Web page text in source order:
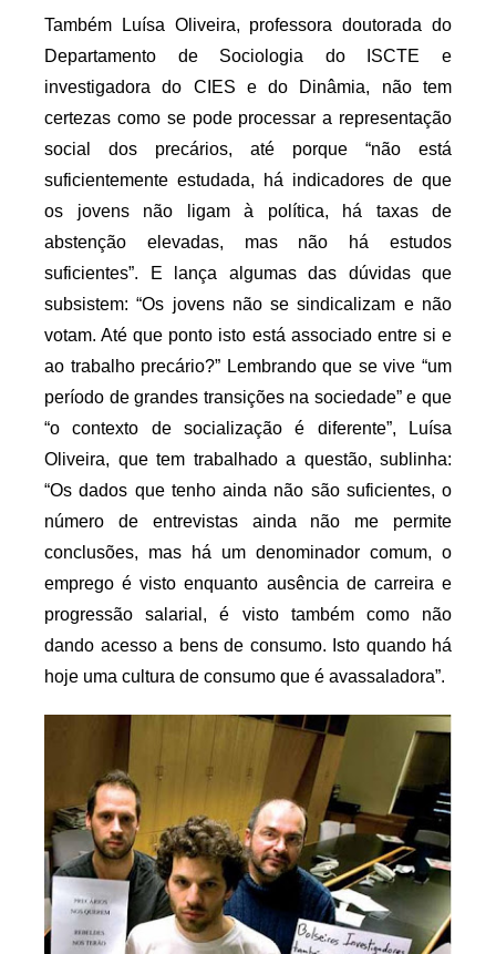
Também Luísa Oliveira, professora doutorada do
Departamento de Sociologia do ISCTE e
investigadora do CIES e do Dinâmia, não tem
certezas como se pode processar a representação
social dos precários, até porque “não está
suficientemente estudada, há indicadores de que
os jovens não ligam à política, há taxas de
abstenção elevadas, mas não há estudos
suficientes”. E lança algumas das dúvidas que
subsistem: “Os jovens não se sindicalizam e não
votam. Até que ponto isto está associado entre si e
ao trabalho precário?” Lembrando que se vive “um
período de grandes transições na sociedade” e que
“o contexto de socialização é diferente”, Luísa
Oliveira, que tem trabalhado a questão, sublinha:
“Os dados que tenho ainda não são suficientes, o
número de entrevistas ainda não me permite
conclusões, mas há um denominador comum, o
emprego é visto enquanto ausência de carreira e
progressão salarial, é visto também como não
dando acesso a bens de consumo. Isto quando há
hoje uma cultura de consumo que é avassaladora”.